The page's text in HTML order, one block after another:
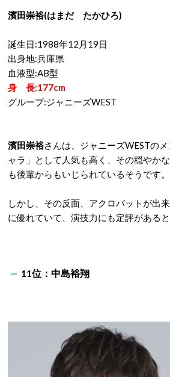
濱田崇裕(はまだ たかひろ)
誕生日:1988年12月19日
出身地:兵庫県
血液型:AB型
身 長:177cm
グループ:ジャニーズWEST
濱田崇裕さんは、ジャニーズWESTの
ャラ」として人気も高く、その穏やか
も後輩からもいじられているそうです。
しかし、その反面、アクロバットが出
に優れていて、演技力にも定評がある
11位：中島裕翔